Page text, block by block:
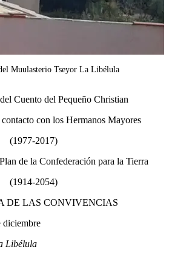
Muulasterio Tseyor La Libélula
Cuento del Pequeño Christian
con los Hermanos Mayores
(1977-2017)
de la Confederación para la Tierra
(1914-2054)
DE LAS CONVIVENCIAS
diciembre
Libélula